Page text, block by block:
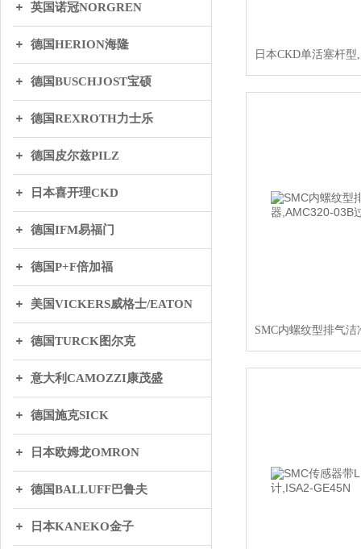
英国诺冠NORGREN
德国HERION海隆
德国BUSCHJOST宝硕
德国REXROTH力士乐
德国皮尔兹PILZ
日本喜开理CKD
德国IFM易福门
德国P+F倍加福
美国VICKERS威格士/EATON
德国TURCK图尔克
意大利CAMOZZI康茂盛
德国施克SICK
日本欧姆龙OMRON
德国BALLUFF巴鲁夫
日本KANEKO金子